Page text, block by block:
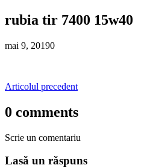
rubia tir 7400 15w40
mai 9, 20190
Articolul precedent
0 comments
Scrie un comentariu
Lasă un răspuns